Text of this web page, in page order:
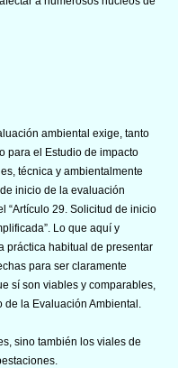
ambiental exige, tanto
para el Estudio de impacto
técnica y ambientalmente
inicio de la evaluación
“Artículo 29. Solicitud de inicio
Lo que aquí y
práctica habitual de presentar
para ser claramente
sí son viables y comparables,
la Evaluación Ambiental.
sino también los viales de